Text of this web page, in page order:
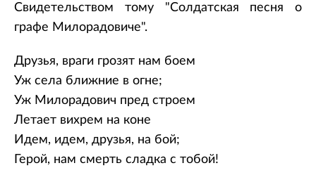
Свидетельством тому "Солдатская песня о
графе Милорадовиче".
Друзья, враги грозят нам боем
Уж села ближние в огне;
Уж Милорадович пред строем
Летает вихрем на коне
Идем, идем, друзья, на бой;
Герой, нам смерть сладка с тобой!